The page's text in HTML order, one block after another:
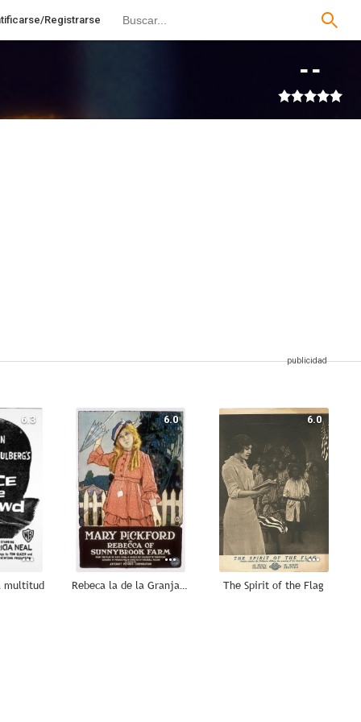
Registrarse
--
6.3
multitud
6.0
Rebeca la de la Granja del Sol
6.0
The Spirit of the Flag